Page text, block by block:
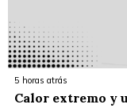
5 horas atrás
Calor extremo y